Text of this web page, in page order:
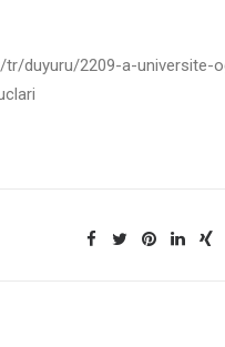
tr/duyuru/2209-a-